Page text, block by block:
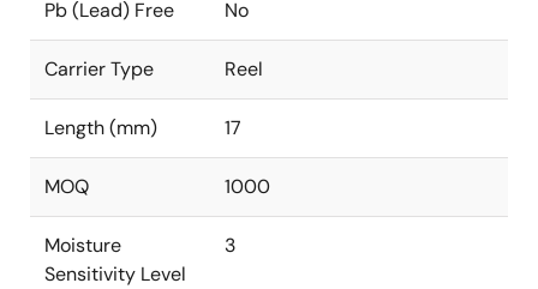
Pb (Lead) Free No
Carrier Type Reel
Length (mm) 17
MOQ 1000
Moisture
Sensitivity Level
3